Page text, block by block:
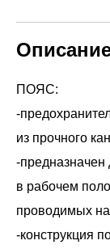
ПОЯС:
-
из прочного
-
в рабочем
проводимых
-конструкция